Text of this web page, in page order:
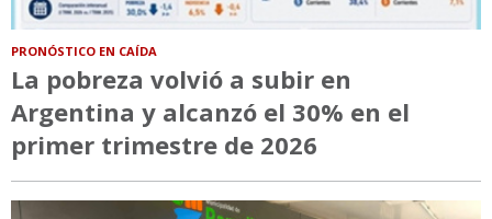
PRONÓSTICO EN CAÍDA
La pobreza volvió a subir en
Argentina y alcanzó el 30% en el
primer trimestre de 2026